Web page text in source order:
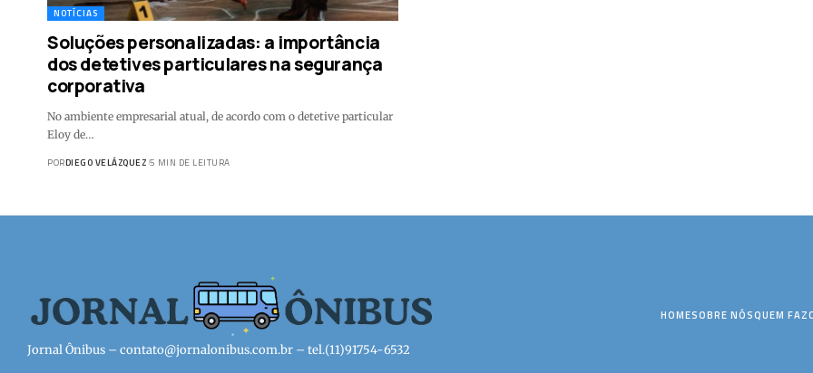
NOTÍCIAS
Soluções personalizadas: a importância
dos detetives particulares na segurança
corporativa
No ambiente empresarial atual, de acordo com o detetive particular
Eloy de…
PORDIEGO VELÁZQUEZ 5 MIN DE LEITURA
Jornal Ônibus – contato@jornalonibus.com.br – tel.(11)91754-6532
HOMESOBRE NÓSQUEM FAZ